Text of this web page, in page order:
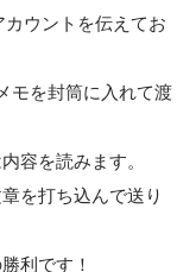
カウントを伝えてお
モを封筒に入れて渡
容を読みます。
を打ち込んで送り
利です！